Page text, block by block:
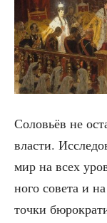
Соло­вьёв не
вла­сти.
мир на всех
но­го сове­та и
точ­ки